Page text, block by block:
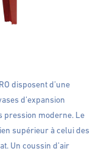
disposent d’une
d’expansion
pression moderne. Le
supérieur à celui des
Un coussin d’air